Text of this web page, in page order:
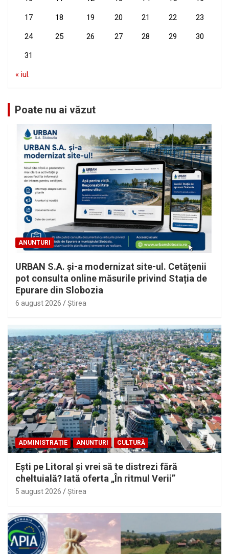
17 18 19 20 21 22 23
24 25 26 27 28 29 30
31
« iul.
Poate nu ai văzut
ANUNTURI
URBAN S.A. și-a modernizat site-ul. Cetățenii
pot consulta online măsurile privind Stația de
Epurare din Slobozia
6 august 2026 Ştirea
ADMINISTRAȚIE ANUNTURI CULTURĂ
Eşti pe Litoral şi vrei să te distrezi fără
cheltuială? Iată oferta „În ritmul Verii”
5 august 2026 Ştirea